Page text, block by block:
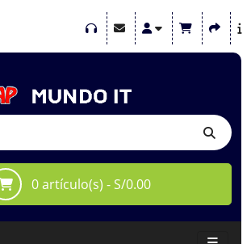
0 artículo(s) - S/0.00